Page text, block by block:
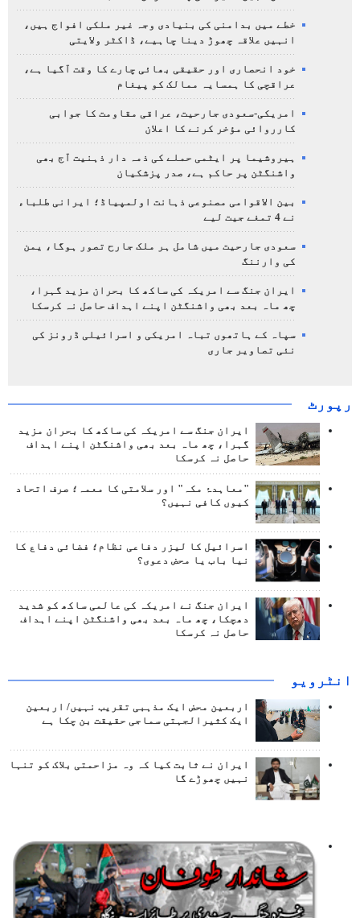
خطے میں بدامنی کی بنیادی وجہ غیر ملکی افواج ہیں،
انہیں علاقہ چھوڑ دینا چاہیے، ڈاکٹر ولایتی
خود انحصاری اور حقیقی بھائی چارے کا وقت آگیا ہے،
عراقچی کا ہمسایہ ممالک کو پیغام
امریکی-سعودی جارحیت، عراقی مقاومت کا جوابی
کارروائی مؤخر کرنے کا اعلان
ہیروشیما پر ایٹمی حملے کی ذمہ دار ذہنیت آج بھی
واشنگٹن پر حاکم ہے، صدر پزشکیان
بین الاقوامی مصنوعی ذہانت اولمپیاڈ؛ ایرانی طلباء
نے 4 تمغے جیت لیے
سعودی جارحیت میں شامل ہر ملک جارح تصور ہوگا، یمن
کی وارننگ
ایران جنگ سے امریکہ کی ساکھ کا بحران مزید گہرا،
چھ ماہ بعد بھی واشنگٹن اپنے اہداف حاصل نہ کرسکا
سپاہ کے ہاتھوں تباہ امریکی و اسرائیلی ڈرونز کی
نئی تصاویر جاری
رپورٹ
ایران جنگ سے امریکہ کی ساکھ کا بحران مزید
گہرا، چھ ماہ بعد بھی واشنگٹن اپنے اہداف
حاصل نہ کرسکا
"معاہدۂ مکہ" اور سلامتی کا معمہ؛ صرف اتحاد
کیوں کافی نہیں؟
اسرائیل کا لیزر دفاعی نظام؛ فضائی دفاع کا
نیا باب یا محض دعوی؟
ایران جنگ نے امریکہ کی عالمی ساکھ کو شدید
دھچکا، چھ ماہ بعد بھی واشنگٹن اپنے اہداف
حاصل نہ کرسکا
انٹرويو
اربعین محض ایک مذہبی تقریب نہیں/ اربعین
ایک کثیرالجہتی سماجی حقیقت بن چکا ہے
ایران نے ثابت کیا کہ وہ مزاحمتی بلاک کو تنہا
نہیں چھوڑے گا